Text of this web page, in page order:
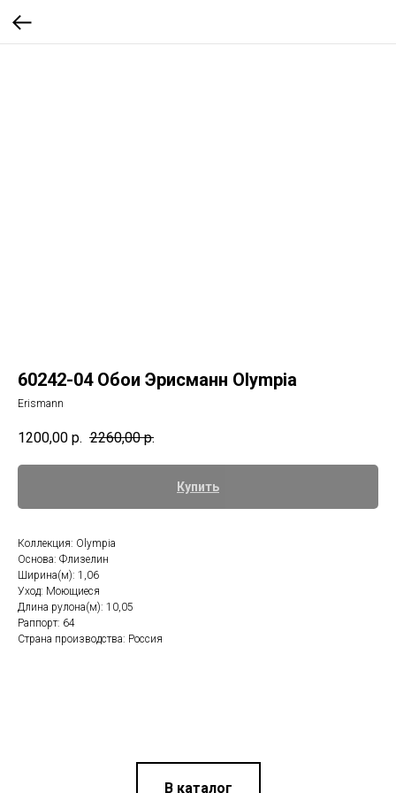
60242-04 Обои Эрисманн Olympia
Erismann
1200,00 р. 2260,00 р.
Купить
Коллекция: Olympia
Основа: Флизелин
Ширина(м): 1,06
Уход: Моющиеся
Длина рулона(м): 10,05
Раппорт: 64
Страна производства: Россия
В каталог